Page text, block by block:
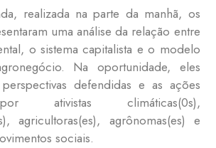
realizada na parte da manhã, os
uma análise da relação entre
o sistema capitalista e o modelo
Na oportunidade, eles
defendidas e as ações
ativistas climáticas(0s),
agricultoras(es), agrônomas(es) e
sociais.